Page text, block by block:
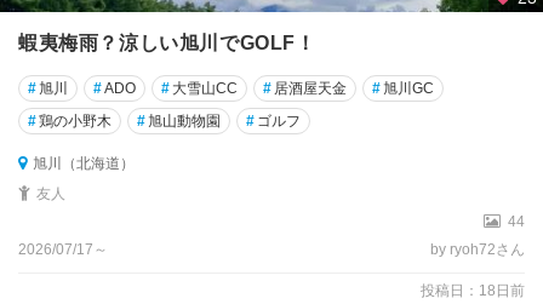
蝦夷梅雨？涼しい旭川でGOLF！
#旭川 #ADO # 大雪山CC # 居酒屋天金 #旭川GC
#鶏の小野木 #旭山動物園 # ゴルフ
旭川（北海道）
友人
44
2026/07/17～
by ryoh72さん
投稿日：18日前